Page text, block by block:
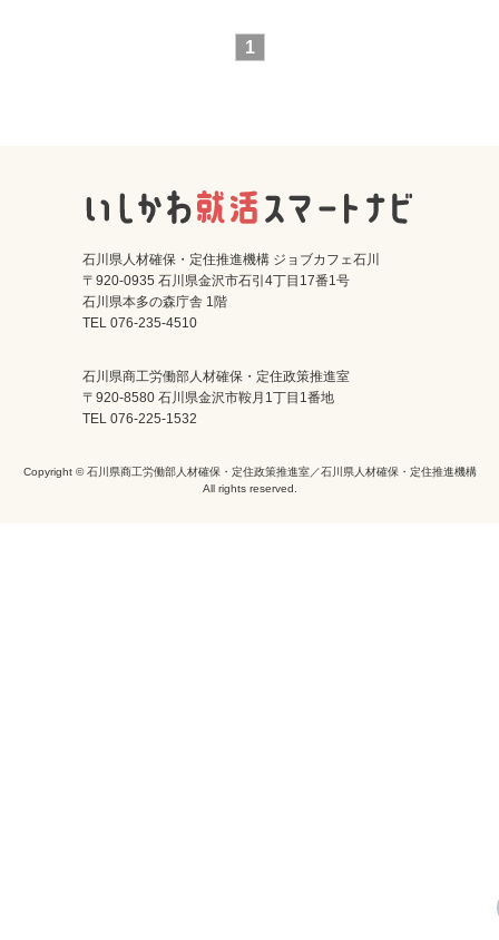
1
石川県人材確保・定住推進機構 ジョブカフェ石川
〒920-0935 石川県金沢市石引4丁目17番1号
石川県本多の森庁舎 1階
TEL 076-235-4510
石川県商工労働部人材確保・定住政策推進室
〒920-8580 石川県金沢市鞍月1丁目1番地
TEL 076-225-1532
Copyright © 石川県商工労働部人材確保・定住政策推進室／石川県人材確保・定住推進機構
All rights reserved.